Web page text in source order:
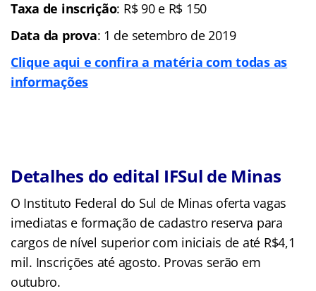
Taxa de inscrição: R$ 90 e R$ 150
Data da prova: 1 de setembro de 2019
Clique aqui e confira a matéria com todas as
informações
Detalhes do edital IFSul de Minas
O Instituto Federal do Sul de Minas oferta vagas
imediatas e formação de cadastro reserva para
cargos de nível superior com iniciais de até R$4,1
mil. Inscrições até agosto. Provas serão em
outubro.